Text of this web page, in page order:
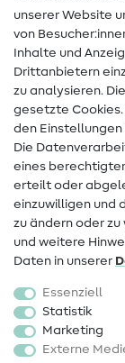
Hilfe &
Kontakt
Infos zum
Widerrufsrecht
Beliebt
Stoffe
Sale
Schnittmuster
unserer Website
von
Inhalte und
Drittanbietern
zu analysieren.
gesetzte
den Einstellungen
Die
eines
erteilt oder
einzuwilligen und
zu ändern oder
und weitere
Daten in unserer
Essenziell
Statistik
Marketing
Externe